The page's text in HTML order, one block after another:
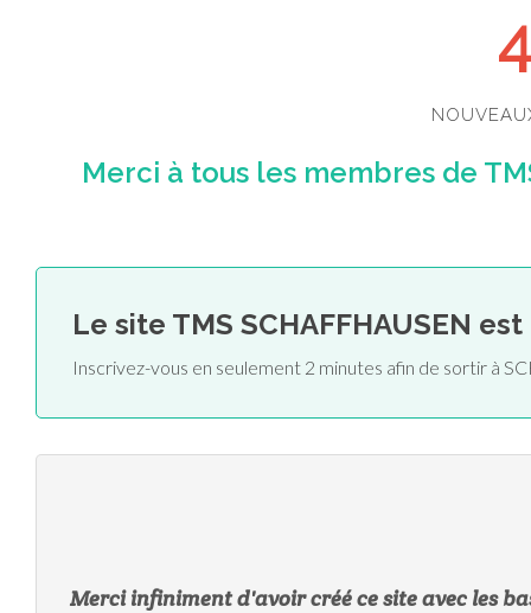
Merci à tous les membres de
Le site TMS SCHAFFHAUSEN est
Inscrivez-vous en seulement 2 minutes afin de sortir à
Merci infiniment d'avoir créé ce site avec les